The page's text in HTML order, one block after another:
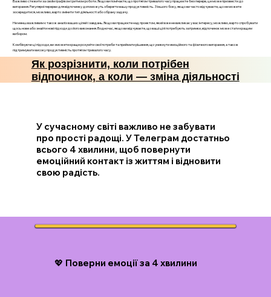
вигорання. Регулярні перерви для відпочинку допоможуть зберегти вашу продуктивність. З іншого боку, якщо ви часто відчуваєте, що не можете
зосередитися, можливо, варто змінити тип діяльності або обрану задачу.
Не менш важливим є також аналіз ваших цілей і завдань. Якщо ви працюєте над проектом, який вже не викликає у вас інтересу, можливо, варто спробувати
щось нове або знайти нові підходи до його виконання. Водночас, якщо ви відчуваєте, що ваші цілі потребують затримки, відпочинок може стати кращим
вибором.
Комбінуючи ці підходи, ви зможете краще розуміти свої потреби та приймати рішення, що уникнути емоційного та фізичного вигорання, а також
підтримувати високу продуктивність протягом тривалого часу.
Як розрізнити, коли потрібен
відпочинок, а коли — зміна діяльності
У сучасному світі важливо не забувати
про прості радощі. У Телеграм достатньо
всього 4 хвилини, щоб повернути
емоційний контакт із життям і відновити
свою радість.
💖 Поверни емоції за 4 хвилини